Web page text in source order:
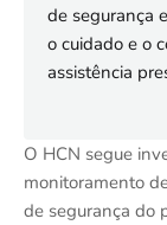
de segurança
o cuidado e o
assistência
O HCN segue
monitoramento
de segurança do